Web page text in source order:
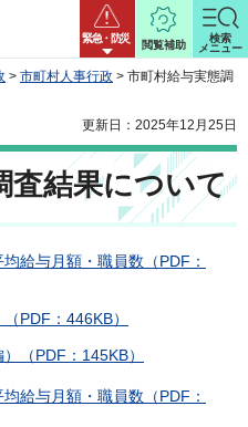
緊急・防災
閲覧補助
検索
メニュー
> 市町村人事行政 > 市町村給与実態調
更新日：2025年12月25日
査結果について
給与月額・職員数（PDF：
PDF：446KB）
（PDF：145KB）
給与月額・職員数（PDF：